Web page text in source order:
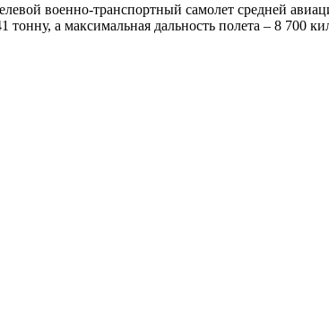
военно-транспортный самолет средней
тонну, а максимальная дальность полета – 8